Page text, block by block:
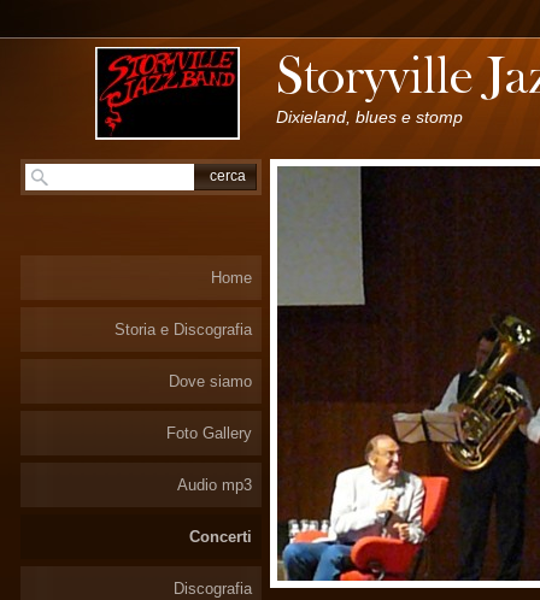
Dixieland, blues e stomp
Home
Storia e Discografia
Dove siamo
Foto Gallery
Audio mp3
Concerti
Discografia